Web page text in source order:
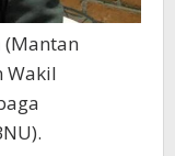
(Mantan
Wakil